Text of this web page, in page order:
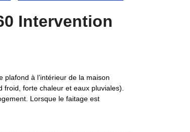
Intervention
à l’intérieur de la maison
froid, forte chaleur et eaux pluviales).
Lorsque le faitage est